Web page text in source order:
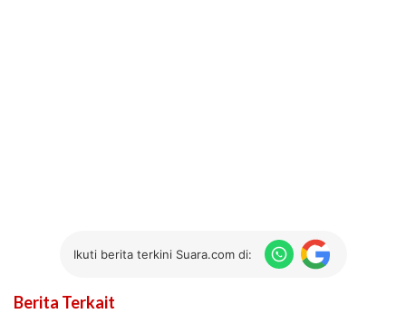
Ikuti berita terkini Suara.com di:
Berita Terkait